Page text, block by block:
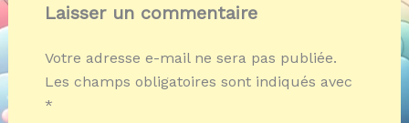
Laisser un commentaire
Votre adresse e-mail ne sera pas publiée.
Les champs obligatoires sont indiqués avec
*